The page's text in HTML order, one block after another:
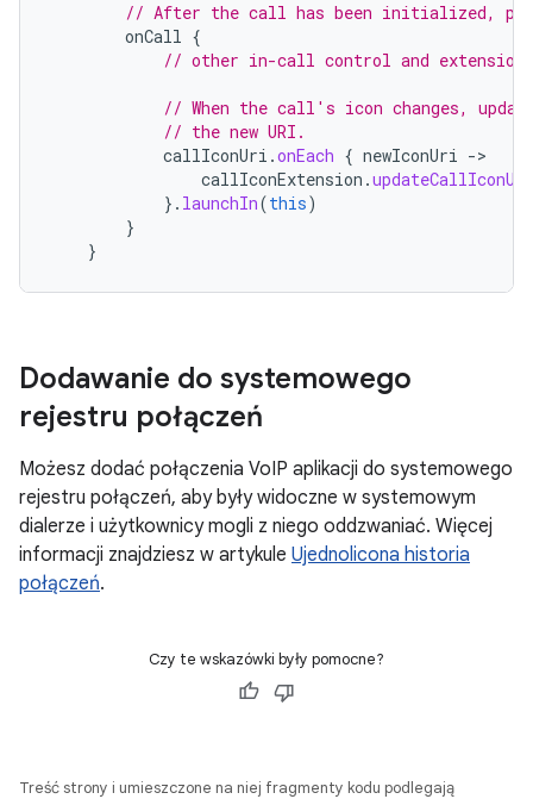
// After the call has been initialized,
onCall {
// other in-call control and
// When the call's icon changes,
// the new URI.
callIconUri .onEach { newIconUri -
callIconExtension .updateCallIconUri
}. launchIn(this)
}
}
Dodawanie do systemowego
rejestru połączeń
Możesz dodać połączenia VoIP aplikacji do systemowego
rejestru połączeń, aby były widoczne w systemowym
dialerze i użytkownicy mogli z niego oddzwaniać. Więcej
informacji znajdziesz w artykule Ujednolicona historia
połączeń.
Czy te wskazówki były pomocne?
Treść strony i umieszczone na niej fragmenty kodu podlegają